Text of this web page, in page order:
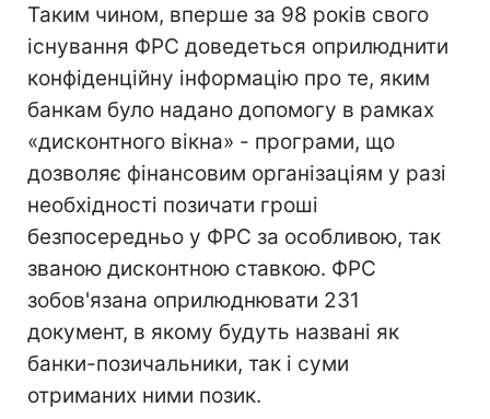
Таким чином, вперше за 98 років свого
існування ФРС доведеться оприлюднити
конфіденційну інформацію про те, яким
банкам було надано допомогу в рамках
«дисконтного вікна» - програми, що
дозволяє фінансовим організаціям у разі
необхідності позичати гроші
безпосередньо у ФРС за особливою, так
званою дисконтною ставкою. ФРС
зобов'язана оприлюднювати 231
документ, в якому будуть названі як
банки-позичальники, так і суми
отриманих ними позик.